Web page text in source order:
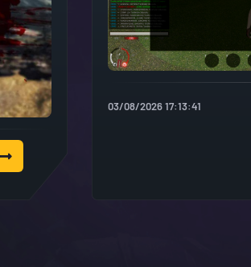
03/08/2026 17:13:41